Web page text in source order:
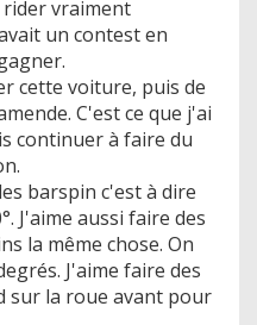
rider vraiment
un contest en
cette voiture, puis de
C'est ce que j'ai
continuer à faire du
barspin c'est à dire
J'aime aussi faire des
la même chose. On
J'aime faire des
sur la roue avant pour